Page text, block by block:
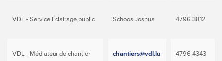
VDL - Service Éclairage public Schoos Joshua 4796 3812
VDL - Médiateur de chantier chantiers@vdl.lu 4796 4343